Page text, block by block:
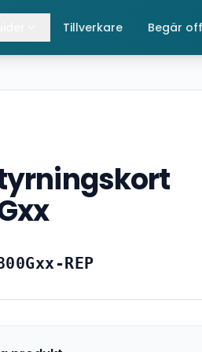
Tillverkare Begär
REP